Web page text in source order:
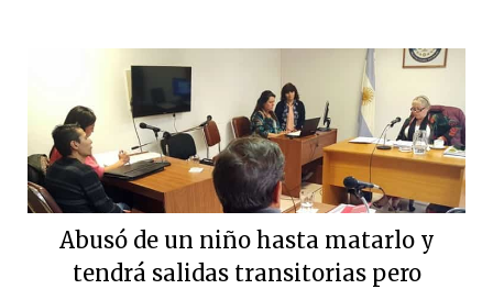
Abusó de un niño hasta matarlo y
tendrá salidas transitorias pero